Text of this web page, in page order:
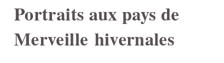
Birth / Naissance
Composites for Newborn photography
Portraits aux pays de
Merveille hivernales